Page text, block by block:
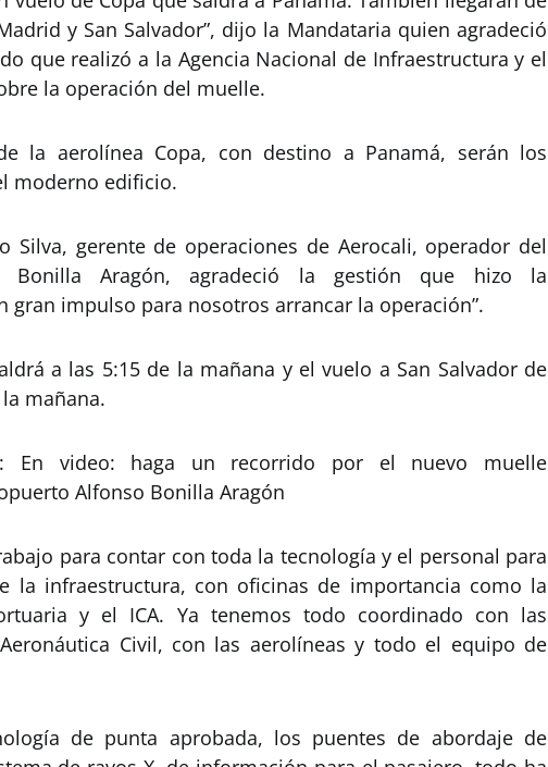
y San Salvador”, dijo la Mandataria quien agradeció
que realizó a la Agencia Nacional de Infraestructura y el
la operación del muelle.
la aerolínea Copa, con destino a Panamá, serán los
moderno edificio.
Silva, gerente de operaciones de Aerocali, operador del
Bonilla Aragón, agradeció la gestión que hizo la
gran impulso para nosotros arrancar la operación”.
a las 5:15 de la mañana y el vuelo a San Salvador de
mañana.
En video: haga un recorrido por el nuevo muelle
Alfonso Bonilla Aragón
para contar con toda la tecnología y el personal para
la infraestructura, con oficinas de importancia como la
y el ICA. Ya tenemos todo coordinado con las
Civil, con las aerolíneas y todo el equipo de
de punta aprobada, los puentes de abordaje de